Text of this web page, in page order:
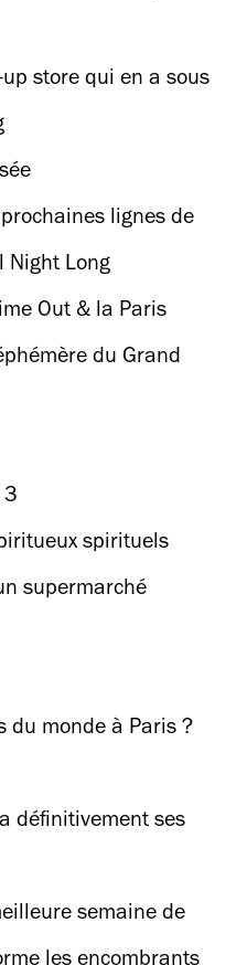
store qui en a sous
lignes de
Night Long
Out & la Paris
soirée Fromtails
du Grand
Saint-Lazare
3
spirituels
supermarché
éphémère
du monde à Paris ?
définitivement ses
rouge !
semaine de